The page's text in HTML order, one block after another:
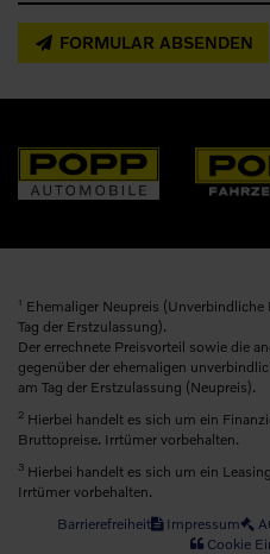
FORMULAR ABSENDEN
1 Ehemaliger Neupreis
Tag der Erstzulassung).
Der errechnete Preisvorteil sowie die
gegenüber der ehemaligen
am Tag der Erstzulassung (Neupreis).
2 Hierbei handelt es sich um ein
Bruttopreise. Irrtümer vorbehalten.
3 Hierbei handelt es sich um ein
Irrtümer vorbehalten.
Barrierefreiheit
Impressum
Cookie